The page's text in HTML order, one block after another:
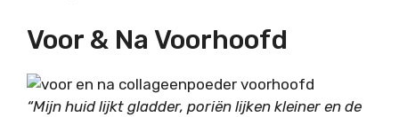
Voor & Na Voorhoofd
“Mijn huid lijkt gladder, poriën lijken kleiner en de